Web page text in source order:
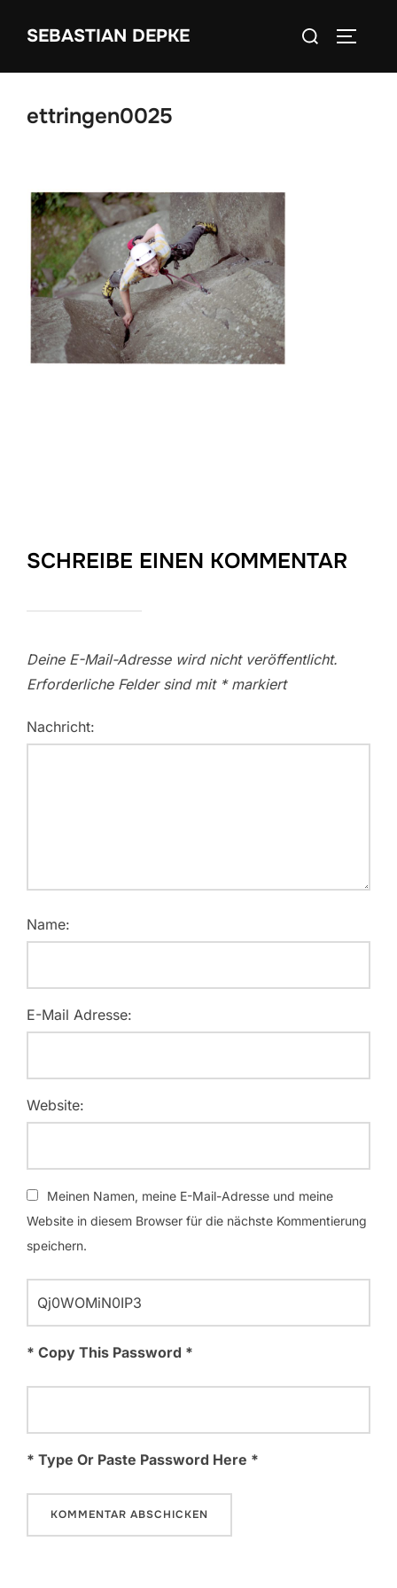
InhaltSEBASTIAN DEPKE
Suchen
ettringen0025
SCHREIBE EINEN KOMMENTAR
Deine E-Mail-Adresse wird nicht veröffentlicht.
Erforderliche Felder sind mit *markiert
Nachricht:
Name:
E-Mail Adresse:
Website:
Meinen Namen, meine E-Mail-Adresse und meine
Website in diesem Browser für die nächste Kommentierung
speichern.
* Copy This Password *
* Type Or Paste Password Here *